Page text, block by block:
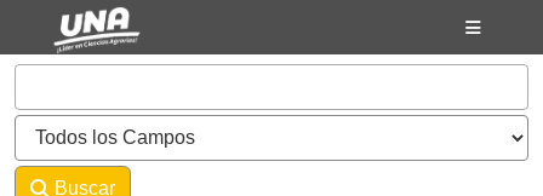
Saltar al contenido
VuFind
Buscar